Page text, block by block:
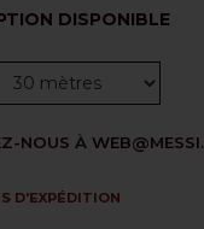
DISPONIBLE
NOUS À
D'EXPÉDITION